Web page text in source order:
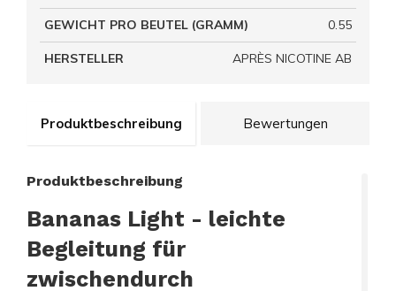
Produktbeschreibung Bewertungen
Produktbeschreibung
Bananas Light - leichte
Begleitung für
zwischendurch
GEWICHT PRO BEUTEL (GRAMM) 0.55
HERSTELLER APRÈS NICOTINE AB